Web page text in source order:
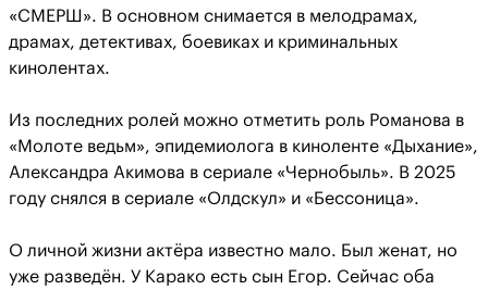
«СМЕРШ». В основном снимается в мелодрамах,
драмах, детективах, боевиках и криминальных
кинолентах.
Из последних ролей можно отметить роль Романова в
«Молоте ведьм», эпидемиолога в киноленте «Дыхание»,
Александра Акимова в сериале «Чернобыль». В 2025
году снялся в сериале «Олдскул» и «Бессоница».
О личной жизни актёра известно мало. Был женат, но
уже разведён. У Карако есть сын Егор. Сейчас оба